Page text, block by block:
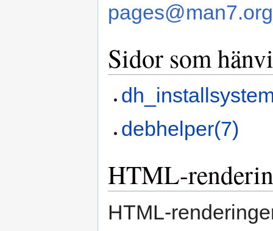
pages@man7.org
Sidor som
debhelper(7)
HTML-
HTML-